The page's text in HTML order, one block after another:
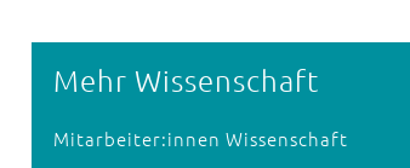
Mehr Wissenschaft
Mitarbeiter:innen Wissenschaft